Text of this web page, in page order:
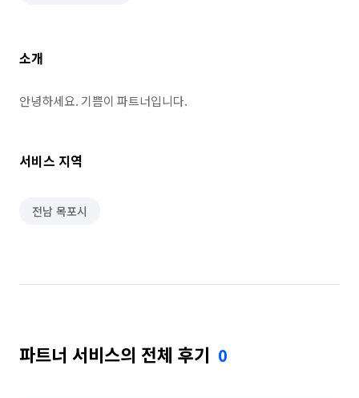
소개
안녕하세요. 기쁨이 파트너입니다.
서비스 지역
전남 목포시
파트너 서비스의 전체 후기 0